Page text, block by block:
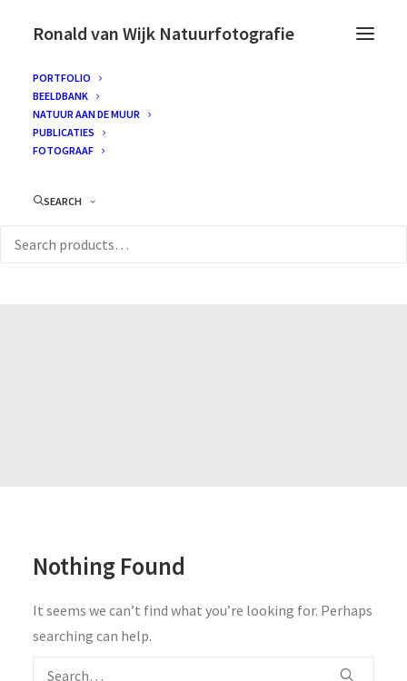
Ronald van Wijk Natuurfotografie
PORTFOLIO
BEELDBANK
NATUUR AAN DE MUUR
PUBLICATIES
FOTOGRAAF
SEARCH
Nothing Found
It seems we can’t find what you’re looking for. Perhaps
searching can help.